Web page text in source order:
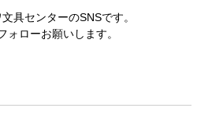
具センターのSNSです。
ォローお願いします。